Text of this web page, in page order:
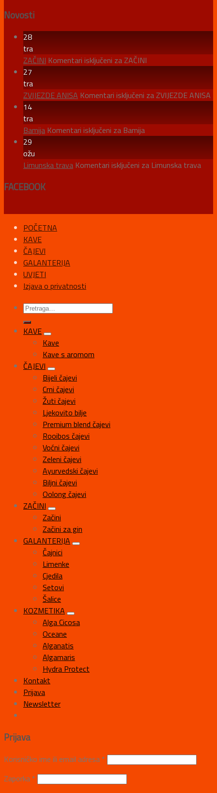
Novosti
28
tra
ZAČINI Komentari isključeni za ZAČINI
27
tra
ZVIJEZDE ANISA Komentari isključeni za ZVIJEZDE ANISA
14
tra
Bamija Komentari isključeni za Bamija
29
ožu
Limunska trava Komentari isključeni za Limunska trava
FACEBOOK
POČETNA
KAVE
ČAJEVI
GALANTERIJA
UVJETI
Izjava o privatnosti
KAVE
Kave
Kave s aromom
ČAJEVI
Bijeli čajevi
Crni čajevi
Žuti čajevi
Ljekovito bilje
Premium blend čajevi
Rooibos čajevi
Voćni čajevi
Zeleni čajevi
Ayurvedski čajevi
Biljni čajevi
Oolong čajevi
ZAČINI
Začini
Začini za gin
GALANTERIJA
Čajnici
Limenke
Cjedila
Setovi
Šalice
KOZMETIKA
Alga Cicosa
Oceane
Alganatis
Algamaris
Hydra Protect
Kontakt
Prijava
Newsletter
Prijava
Korisničko ime ili email adresa *
Zaporka *